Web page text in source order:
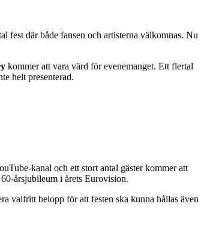
fest där både fansen och artisterna välkomnas. Nu
kommer att vara värd för evenemanget. Ett flertal
helt presenterad.
kanal och ett stort antal gäster kommer att
årsjubileum i årets Eurovision.
valfritt belopp för att festen ska kunna hållas även